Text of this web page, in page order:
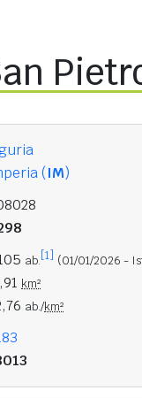
(IM)
ab. [1] (01/01/2026 -
km²
ab./km²